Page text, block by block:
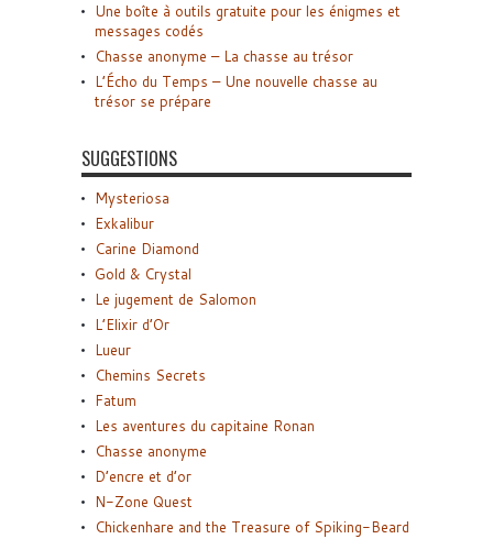
Une boîte à outils gratuite pour les énigmes et
messages codés
Chasse anonyme – La chasse au trésor
L’Écho du Temps – Une nouvelle chasse au
trésor se prépare
SUGGESTIONS
Mysteriosa
Exkalibur
Carine Diamond
Gold & Crystal
Le jugement de Salomon
L’Elixir d’Or
Lueur
Chemins Secrets
Fatum
Les aventures du capitaine Ronan
Chasse anonyme
D’encre et d’or
N-Zone Quest
Chickenhare and the Treasure of Spiking-Beard